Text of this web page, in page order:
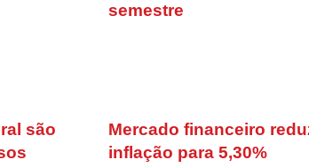
semestre
são
Mercado financeiro
inflação para 5,30%